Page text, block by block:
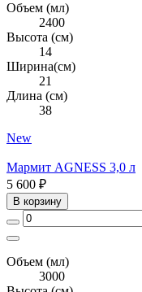
Объем (мл)
2400
Высота (см)
14
Ширина(см)
21
Длина (см)
38
New
Мармит AGNESS 3,0 л
5 600 ₽
В корзину
Объем (мл)
3000